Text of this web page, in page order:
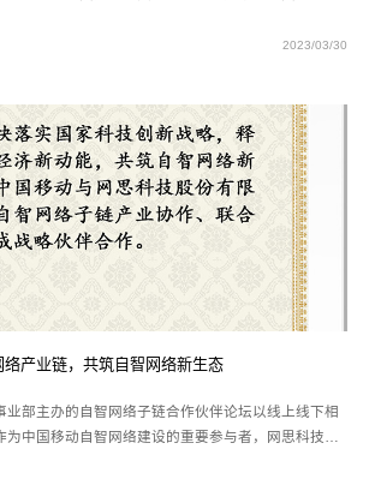
节选这是网思科技继去年入围“2022中国信创产业独
2023/03/30
产业链，共筑自智网络新生态
业部主办的自智网络子链合作伙伴论坛以线上线下相
中国移动自智网络建设的重要参与者，网思科技应